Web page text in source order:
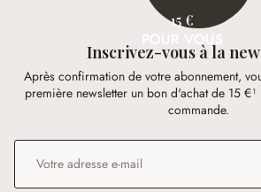
15 €
POUR VOUS
Inscrivez-vous à la
Après confirmation de votre abonnement,
première newsletter un bon d'achat de 15
commande.
Adresse e-mail*